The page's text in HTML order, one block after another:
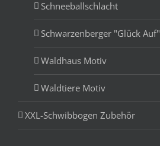
Schneeballschlacht
Schwarzenberger "Glück Auf"
Waldhaus Motiv
Waldtiere Motiv
XXL-Schwibbogen Zubehör